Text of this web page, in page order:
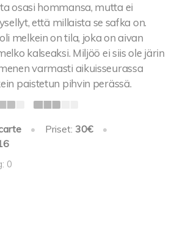
pekoniburgeri 200 g
tomaattia, maustekurkkua
and bacon burger, 200 g beef
red onion, pickled cucumber and
cheddarjuustokastiketta,
salaattia, tomaattia ja
18
red onion and lettuce
osasi hommansa, mutta ei
että millaista se safka on.
melkein on tila, joka on aivan
kalseaksi. Miljöö ei siis ole järin
varmasti aikuisseurassa
paistetun pihvin perässä.
• Priset: 30€
•
0